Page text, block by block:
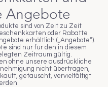
Angebote
sind von Zeit zu Zeit
oder Rabatte
erhältlich („Angebote“).
sind nur für den in diesem
Zeitraum gültig.
ohne unsere ausdrückliche
nicht übertragen,
getauscht, vervielfältigt